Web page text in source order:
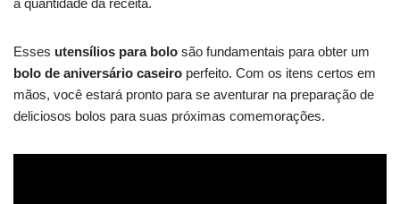
Esses utensílios para bolo são fundamentais para obter um
bolo de aniversário caseiro perfeito. Com os itens certos em
mãos, você estará pronto para se aventurar na preparação de
deliciosos bolos para suas próximas comemorações.